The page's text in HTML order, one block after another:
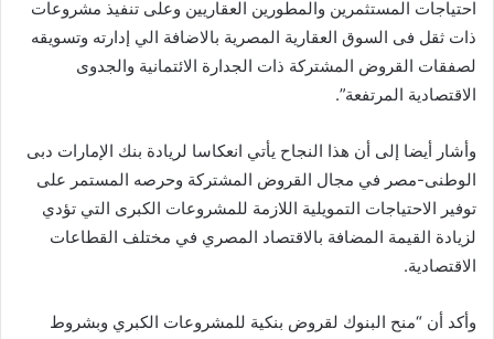
احتياجات المستثمرين والمطورين العقاريين وعلى تنفيذ مشروعات
ذات ثقل فى السوق العقارية المصرية بالاضافة الي إدارته وتسويقه
لصفقات القروض المشتركة ذات الجدارة الائتمانية والجدوى
الاقتصادية المرتفعة”.
وأشار أيضا إلى أن هذا النجاح يأتي انعكاسا لريادة بنك الإمارات دبى
الوطنى-مصر في مجال القروض المشتركة وحرصه المستمر على
توفير الاحتياجات التمويلية اللازمة للمشروعات الكبرى التي تؤدي
لزيادة القيمة المضافة بالاقتصاد المصري في مختلف القطاعات
الاقتصادية.
وأكد أن “منح البنوك لقروض بنكية للمشروعات الكبري وبشروط